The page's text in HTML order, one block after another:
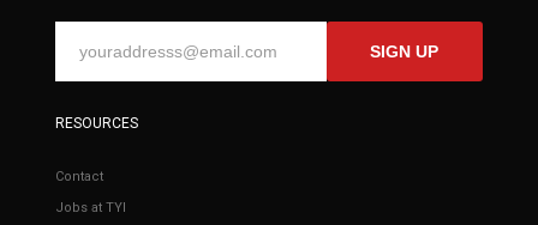
SIGN UP
RESOURCES
Contact
Jobs at TYI